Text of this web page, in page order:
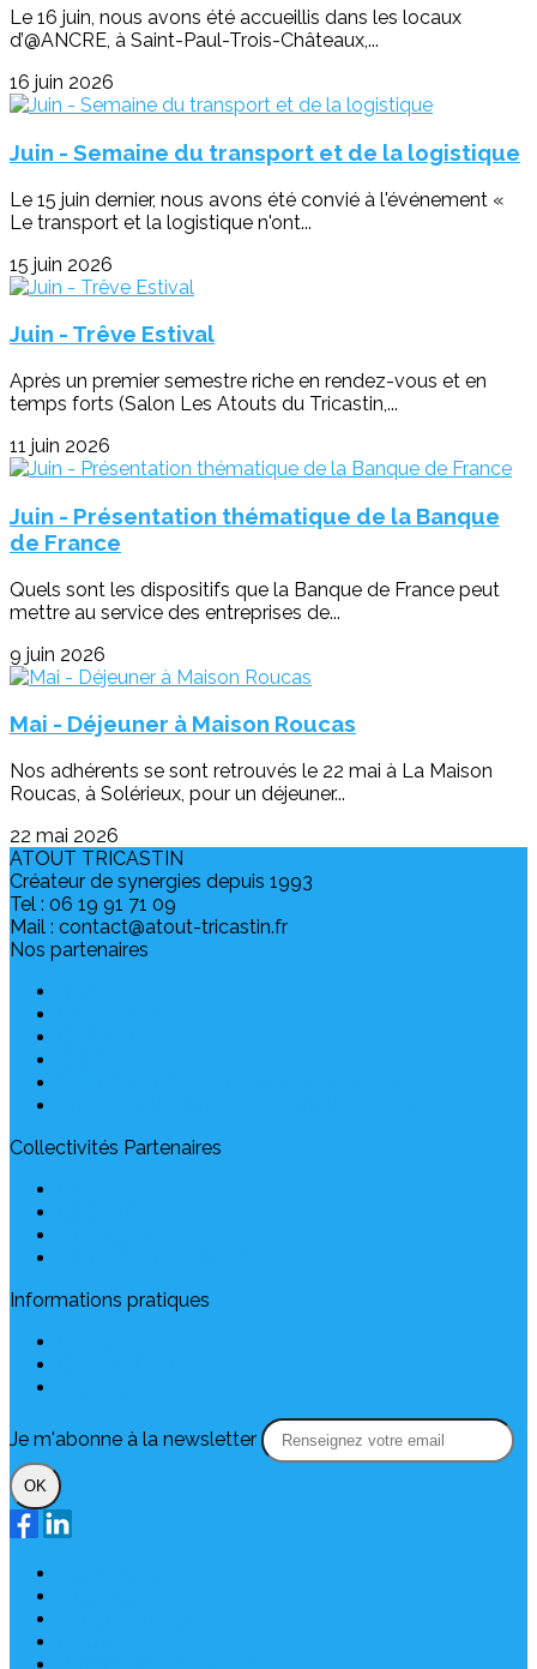
Le 16 juin, nous avons été accueillis dans les locaux
d’@ANCRE, à Saint-Paul-Trois-Châteaux,...
16 juin 2026
Juin - Semaine du transport et de la logistique
Le 15 juin dernier, nous avons été convié à l'événement «
Le transport et la logistique n'ont...
15 juin 2026
Juin - Trêve Estival
Après un premier semestre riche en rendez-vous et en
temps forts (Salon Les Atouts du Tricastin,...
11 juin 2026
Juin - Présentation thématique de la Banque
de France
Quels sont les dispositifs que la Banque de France peut
mettre au service des entreprises de...
9 juin 2026
Mai - Déjeuner à Maison Roucas
Nos adhérents se sont retrouvés le 22 mai à La Maison
Roucas, à Solérieux, pour un déjeuner...
22 mai 2026
ATOUT TRICASTIN
Créateur de synergies depuis 1993
Tel : 06 19 91 71 09
Mail : contact@atout-tricastin.fr
Nos partenaires
Collectivités Partenaires
Informations pratiques
Je m'abonne à la newsletter
OK